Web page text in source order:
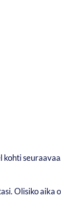
Olisiko aika